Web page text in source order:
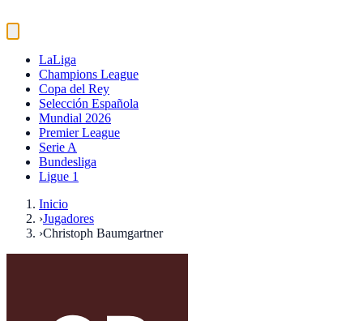
LaLiga
Champions League
Copa del Rey
Selección Española
Mundial 2026
Premier League
Serie A
Bundesliga
Ligue 1
Inicio
›Jugadores
›Christoph Baumgartner